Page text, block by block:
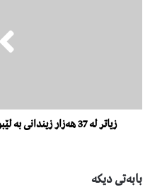
زیاتر لە 37 هەزار زیندانى بە لێبوردنى گشتى ئازاد دەکرێن
بابەتی دیكە